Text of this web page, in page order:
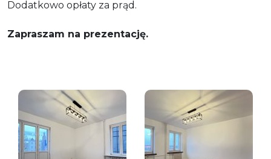
Dodatkowo opłaty za prąd.
Zapraszam na prezentację.